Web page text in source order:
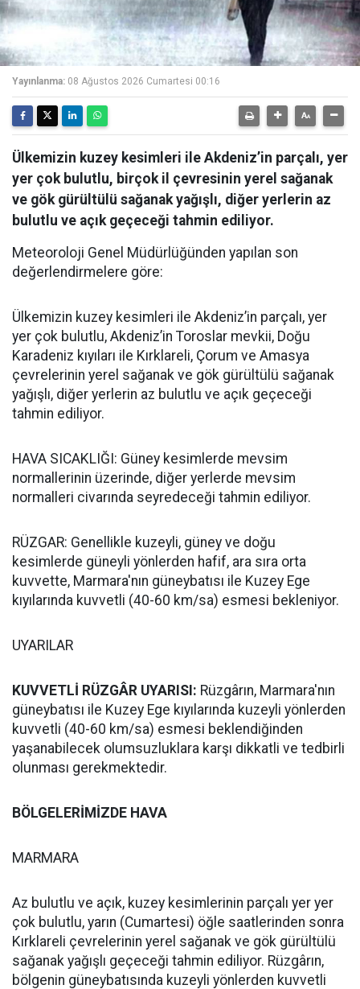
Yayınlanma: 08 Ağustos 2026 Cumartesi 00:16
Ülkemizin kuzey kesimleri ile Akdeniz’in parçalı, yer
yer çok bulutlu, birçok il çevresinin yerel sağanak
ve gök gürültülü sağanak yağışlı, diğer yerlerin az
bulutlu ve açık geçeceği tahmin ediliyor.
Meteoroloji Genel Müdürlüğünden yapılan son
değerlendirmelere göre:
Ülkemizin kuzey kesimleri ile Akdeniz’in parçalı, yer
yer çok bulutlu, Akdeniz’in Toroslar mevkii, Doğu
Karadeniz kıyıları ile Kırklareli, Çorum ve Amasya
çevrelerinin yerel sağanak ve gök gürültülü sağanak
yağışlı, diğer yerlerin az bulutlu ve açık geçeceği
tahmin ediliyor.
HAVA SICAKLIĞI: Güney kesimlerde mevsim
normallerinin üzerinde, diğer yerlerde mevsim
normalleri civarında seyredeceği tahmin ediliyor.
RÜZGAR: Genellikle kuzeyli, güney ve doğu
kesimlerde güneyli yönlerden hafif, ara sıra orta
kuvvette, Marmara'nın güneybatısı ile Kuzey Ege
kıyılarında kuvvetli (40-60 km/sa) esmesi bekleniyor.
UYARILAR
KUVVETLİ RÜZGÂR UYARISI: Rüzgârın, Marmara'nın
güneybatısı ile Kuzey Ege kıyılarında kuzeyli yönlerden
kuvvetli (40-60 km/sa) esmesi beklendiğinden
yaşanabilecek olumsuzluklara karşı dikkatli ve tedbirli
olunması gerekmektedir.
BÖLGELERİMİZDE HAVA
MARMARA
Az bulutlu ve açık, kuzey kesimlerinin parçalı yer yer
çok bulutlu, yarın (Cumartesi) öğle saatlerinden sonra
Kırklareli çevrelerinin yerel sağanak ve gök gürültülü
sağanak yağışlı geçeceği tahmin ediliyor. Rüzgârın,
bölgenin güneybatısında kuzeyli yönlerden kuvvetli